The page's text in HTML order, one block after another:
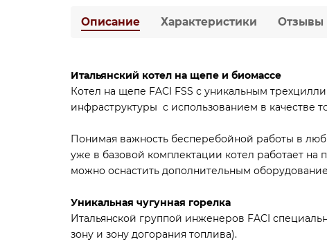
Описание Характеристики Отзывы
Итальянский котел на щепе и биомассе
Котел на щепе FACI FSS с уникальным
инфраструктуры с использованием в качестве
Понимая важность бесперебойной работы в
уже в базовой комплектации котел работает
можно оснастить дополнительным
Уникальная чугунная горелка
Итальянской группой инженеров FACI
зону и зону догорания топлива).